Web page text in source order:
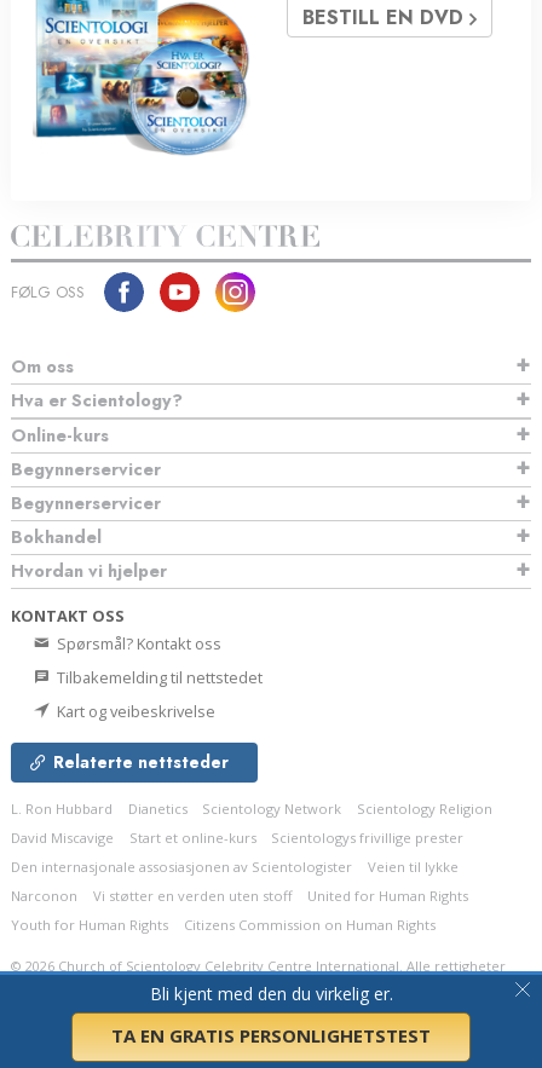
BESTILL EN DVD
Bli kjent med den du virkelig er.
TA EN GRATIS PERSONLIGHETSTEST
FØLG OSS
Om oss
Hva er Scientology?
Online-kurs
Begynnerservicer
Begynnerservicer
Bokhandel
Hvordan vi hjelper
KONTAKT OSS
Spørsmål? Kontakt oss
Tilbakemelding til nettstedet
Kart og veibeskrivelse
Relaterte nettsteder
L. Ron Hubbard Dianetics Scientology Network
Scientology Religion
David Miscavige
Start et online-kurs
Scientologys frivillige prester
Den internasjonale assosiasjonen av Scientologister
Veien til lykke
Narconon
Vi støtter en verden uten stoff
United for Human Rights
Youth for Human Rights
Citizens Commission on Human Rights
© 2026 Church of Scientology Celebrity Centre International. Alle rettigheter
Fortrolighetserklæring Policy for informasjonskapsler
Juridisk meddelelse